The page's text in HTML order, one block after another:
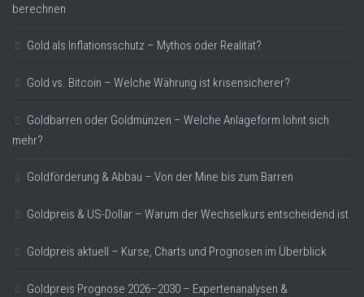
berechnen
Gold als Inflationsschutz – Mythos oder Realität?
Gold vs. Bitcoin – Welche Währung ist krisensicherer?
Goldbarren oder Goldmünzen – Welche Anlageform lohnt sich
mehr?
Goldförderung & Abbau – Von der Mine bis zum Barren
Goldpreis & US-Dollar – Warum der Wechselkurs entscheidend ist
Goldpreis aktuell – Kurse, Charts und Prognosen im Überblick
Goldpreis Prognose 2026–2030 – Expertenanalysen &